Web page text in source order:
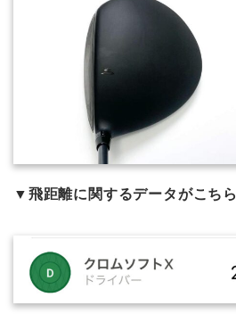
▼ 飛距離に関するデータがこちら